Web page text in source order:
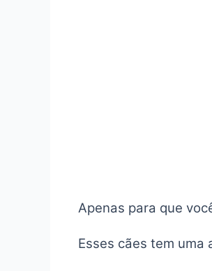
Apenas para que
Esses cães tem